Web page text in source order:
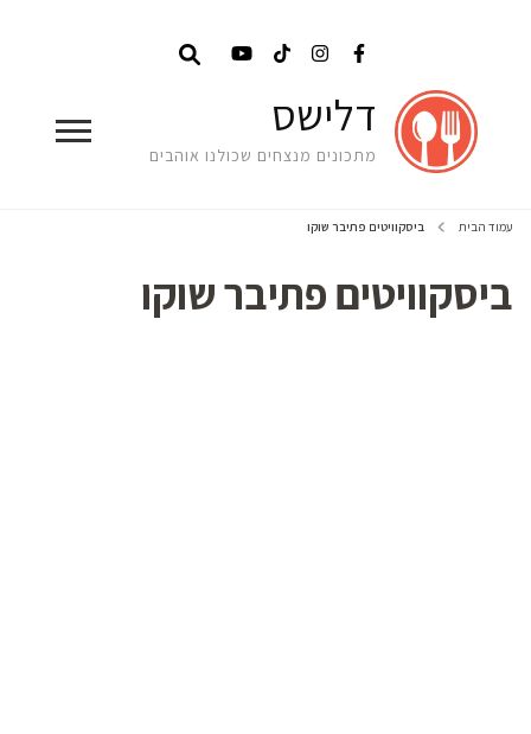
דלישס
מתכונים מנצחים שכולנו אוהבים
עמוד הבית ביסקוויטים פתיבר שוקו
ביסקוויטים פתיבר שוקו